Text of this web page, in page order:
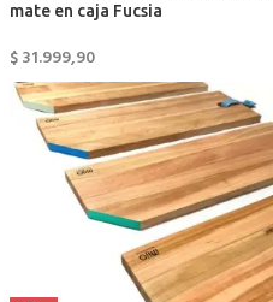
mate en caja Fucsia
$31.999,90